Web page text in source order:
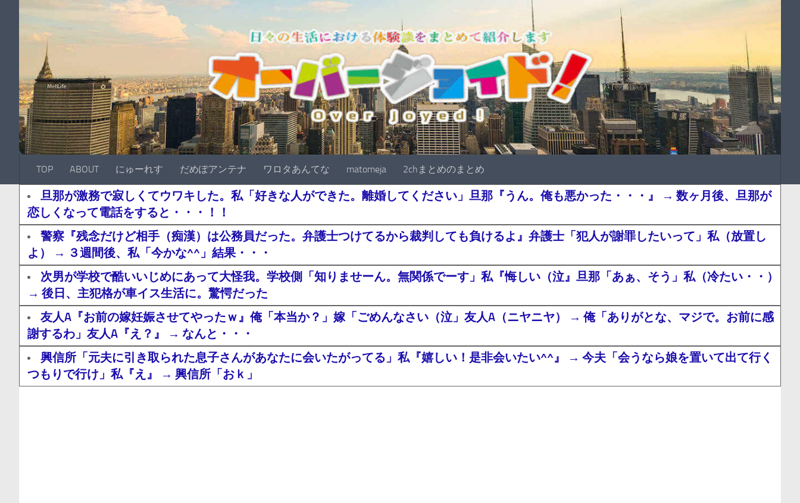
TOP ABOUT にゅーれす だめぽアンテナ ワロタあんてな matomeja 2chまとめのまとめ
旦那が激務で寂しくてウワキした。私「好きな人ができた。離婚してください」旦那『うん。俺も悪かった・・・』 → 数ヶ月後、旦那が
恋しくなって電話をすると・・・！！
警察『残念だけど相手（痴漢）は公務員だった。弁護士つけてるから裁判しても負けるよ』弁護士「犯人が謝罪したいって」私（放置し
よ） → ３週間後、私「今かな^^」結果・・・
次男が学校で酷いいじめにあって大怪我。学校側「知りませーん。無関係でーす」私『悔しい（泣』旦那「あぁ、そう」私（冷たい・・）
→ 後日、主犯格が車イス生活に。驚愕だった
友人A『お前の嫁妊娠させてやったｗ』俺「本当か？」嫁「ごめんなさい（泣」友人A（ニヤニヤ） → 俺「ありがとな、マジで。お前に感
謝するわ」友人A『え？』 → なんと・・・
興信所「元夫に引き取られた息子さんがあなたに会いたがってる」私『嬉しい！是非会いたい^^』 → 今夫「会うなら娘を置いて出て行く
つもりで行け」私『え』 → 興信所「おｋ」